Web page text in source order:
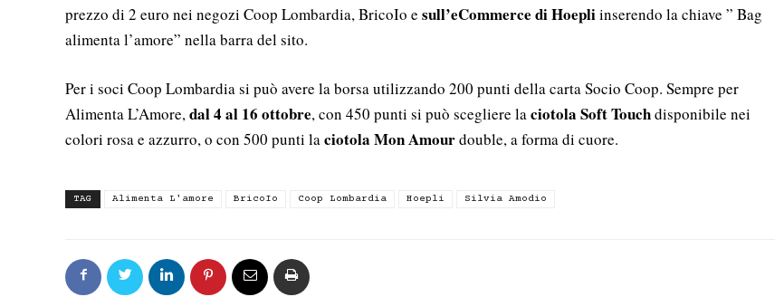
prezzo di 2 euro nei negozi Coop Lombardia, BricoIo e sull’eCommerce di Hoepliinserendo la chiave ” Bag
alimenta l’amore” nella barra del sito.
Per i soci Coop Lombardia si può avere la borsa utilizzando 200 punti della carta Socio Coop. Sempre per
Alimenta L’Amore,dal 4 al 16 ottobre, con 450 punti si può scegliere laciotola Soft Touchdisponibile nei
colori rosa e azzurro, o con 500 punti laciotola Mon Amourdouble, a forma di cuore.
TAG Alimenta L'amore BricoIo Coop Lombardia Hoepli Silvia Amodio